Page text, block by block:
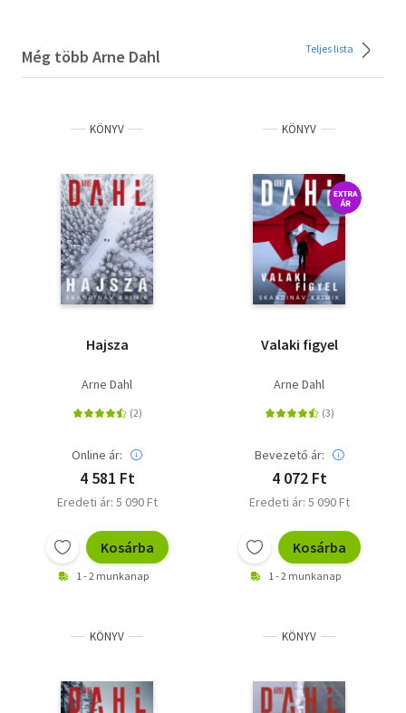
Még több Arne Dahl Teljes lista
KÖNYV
Hajsza
Arne Dahl
Online ár:
4 581 Ft
Eredeti ár: 5 090 Ft
Kosárba
1 - 2 munkanap
KÖNYV
Valaki figyel
Arne Dahl
Bevezető ár:
4 072 Ft
Eredeti ár: 5 090 Ft
Kosárba
1 - 2 munkanap
KÖNYV KÖNYV